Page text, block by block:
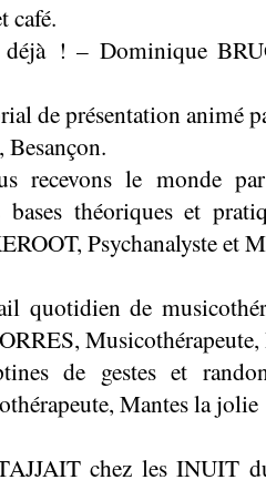
café.
! – Dominique
de présentation animé
le monde
théoriques et
Psychanalyste et
quotidien de
de gestes et
Mantes la jolie
chez les INUIT